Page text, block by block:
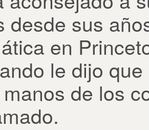
desde sus
en
le dijo
de los